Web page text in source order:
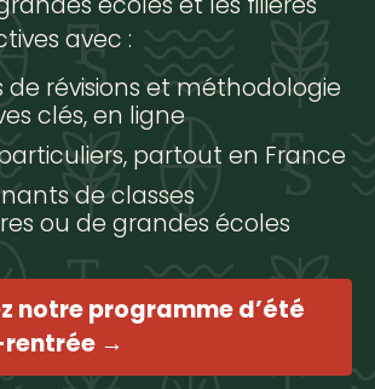
avec :
de révisions et méthodologie
clés, en ligne
partout en France
de classes
ou de grandes écoles
notre programme d’été
→